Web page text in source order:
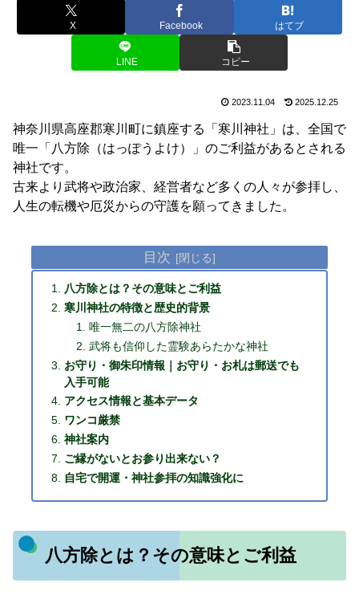
X Facebook はてブ
LINE コピー
2023.11.04 2025.12.25
神奈川県高座郡寒川町に鎮座する「寒川神社」は、全国で
唯一「八方除（はっぽうよけ）」のご利益があるとされる
神社です。
古来より武将や政治家、経営者など多くの人々が参拝し、
人生の転機や厄災からの守護を願ってきました。
目次
八方除とは？その意味とご利益
寒川神社の特徴と歴史的背景
唯一無二の八方除神社
武将も信仰した霊験あらたかな神社
お守り・御朱印情報｜お守り・お札は郵送でも
入手可能
アクセス情報と基本データ
ワンコ厳禁
神社案内
ご縁がないとお参り出来ない？
自宅で開運・神社参拝の知識強化に
八方除とは？その意味とご利益